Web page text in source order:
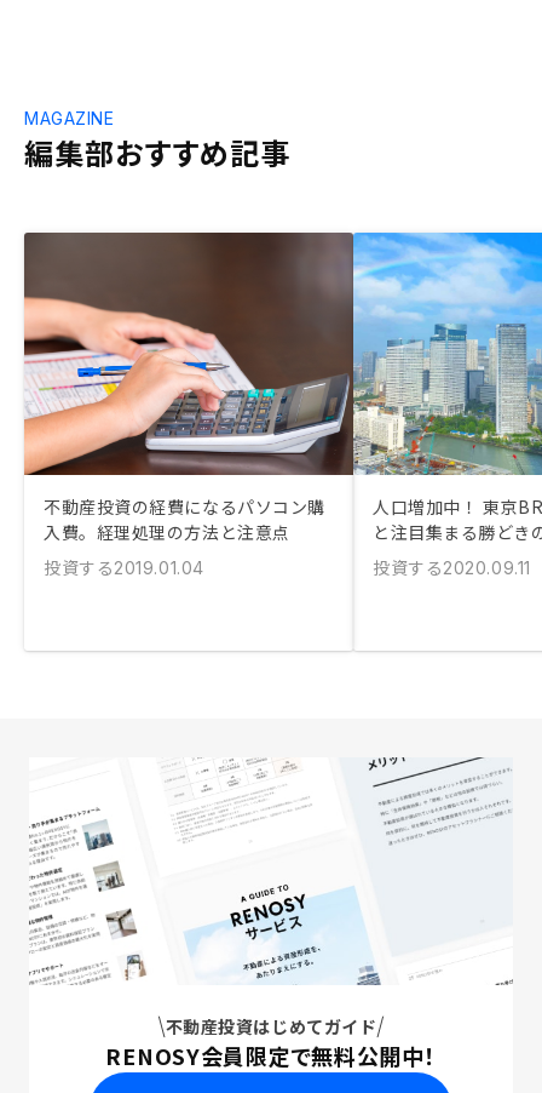
編集部おすすめ記事
MAGAZINE
不動産投資の経費になるパソコン購
入費。経理処理の方法と注意点
投資する2019.01.04
人口増加中！ 東京
と注目集まる勝どき
投資する2020.09.11
不動産投資はじめてガイド
RENOSY会員限定で無料公開中！